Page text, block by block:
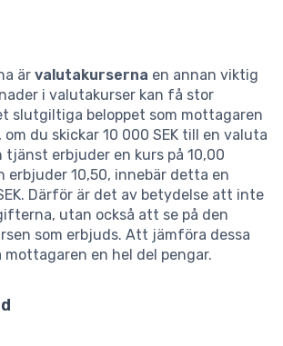
är valutakurserna en annan viktig
i valutakurser kan få stor
slutgiltiga beloppet som mottagaren
om du skickar 10 000 SEK till en valuta
tjänst erbjuder en kurs på 10,00
erbjuder 10,50, innebär detta en
Därför är det av betydelse att inte
utan också att se på den
som erbjuds. Att jämföra dessa
mottagaren en hel del pengar.